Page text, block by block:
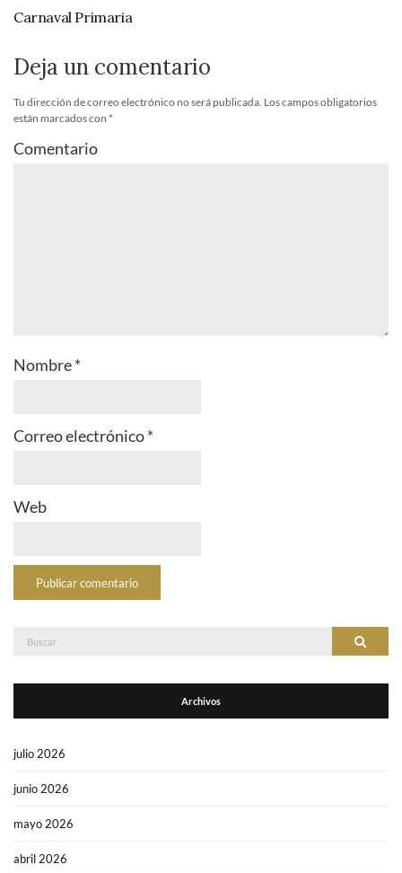
Carnaval Primaria
Deja un comentario
Tu dirección de correo electrónico no será publicada. Los campos obligatorios
están marcados con *
Comentario
Nombre*
Correo electrónico*
Web
Buscar: Buscar
Archivos
julio 2026
junio 2026
mayo 2026
abril 2026